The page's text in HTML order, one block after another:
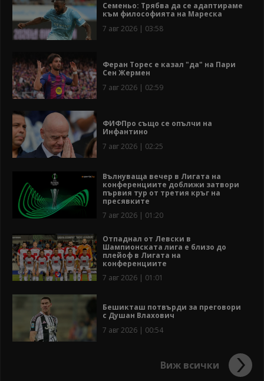
Семеньо: Трябва да се адаптираме
към философията на Мареска
7 авг 2026 | 03:58
Феран Торес е казал "да" на Пари
Сен Жермен
7 авг 2026 | 02:59
ФИФПро също се опълчи на
Инфантино
7 авг 2026 | 02:25
Вълнуваща вечер в Лигата на
конференциите доближи затвори
първия тур от третия кръг на
пресявките
7 авг 2026 | 01:20
Отпаднал от Левски в
Шампионската лига е близо до
плейоф в Лигата на
конференциите
7 авг 2026 | 01:01
Бешикташ потвърди за преговори
с Душан Влахович
7 авг 2026 | 00:54
Виж всички